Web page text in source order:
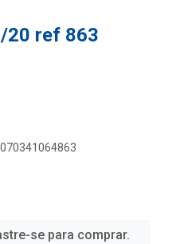
20 ref 863
se para comprar.